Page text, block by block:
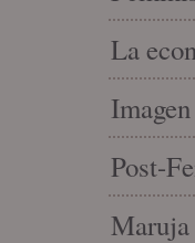
La
Post-
Maruja